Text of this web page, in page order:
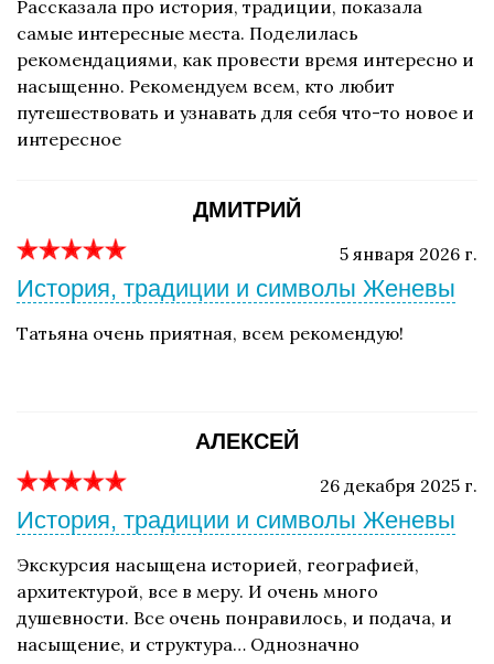
Рассказала про история, традиции, показала
самые интересные места. Поделилась
рекомендациями, как провести время интересно и
насыщенно. Рекомендуем всем, кто любит
путешествовать и узнавать для себя что-то новое и
интересное
ДМИТРИЙ
5 января 2026 г.
История, традиции и символы Женевы
Татьяна очень приятная, всем рекомендую!
АЛЕКСЕЙ
26 декабря 2025 г.
История, традиции и символы Женевы
Экскурсия насыщена историей, географией,
архитектурой, все в меру. И очень много
душевности. Все очень понравилось, и подача, и
насыщение, и структура… Однозначно